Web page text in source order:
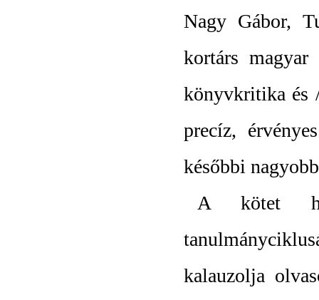
Nagy Gábor,
kortárs
könyvkritika és
precíz,
későbbi
A kötet
kalauzolja